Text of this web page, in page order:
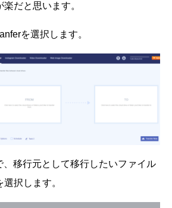
だと思います。
を選択します。
、移行元として移行したいファイル
択します。